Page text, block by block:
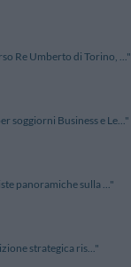
Re Umberto di Torino, ..."
soggiorni Business e Le..."
panoramiche sulla ..."
strategica ris..."